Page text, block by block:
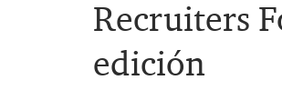
Recruiters
edición